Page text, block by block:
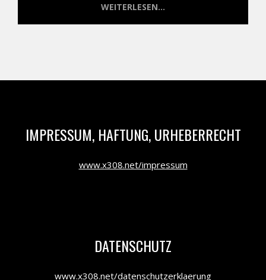
WEITERLESEN...
IMPRESSUM, HAFTUNG, URHEBERRECHT
www.x308.net/impressum
DATENSCHUTZ
www.x308.net/datenschutzerklaerung